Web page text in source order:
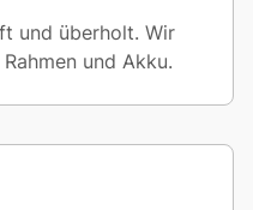
und überholt. Wir
und Akku.